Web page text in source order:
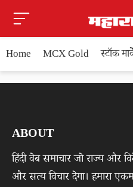
Home MCX Gold स्टॉक
ABOUT
हिंदी वेब समाचार जो राज्य और
और सत्य विचार देगा। हमारा